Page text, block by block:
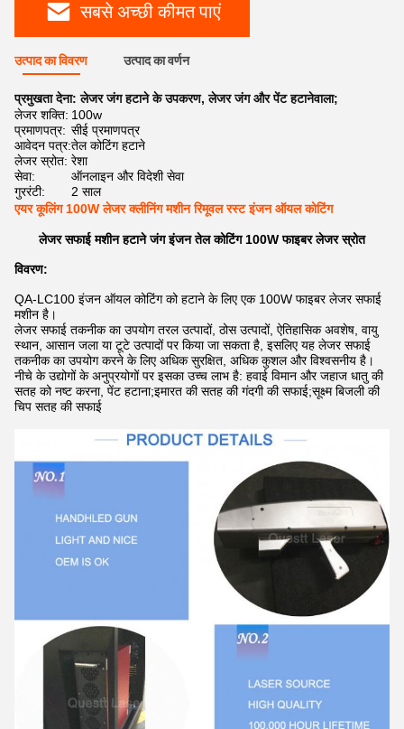
सबसे अच्छी कीमत पाएं
उत्पाद का विवरण उत्पाद का वर्णन
प्रमुखता देना:लेजर जंग हटाने के उपकरण,लेजर जंग और पेंट हटानेवाला;
लेजर शक्ति: 100w
प्रमाणपत्र: सीई प्रमाणपत्र
आवेदन पत्र:तेल कोटिंग हटाने
लेजर स्रोत: रेशा
सेवा:
ऑनलाइन और विदेशी सेवा
गुररंटी:
2 साल
एयर कूलिंग 100W लेजर क्लीनिंग मशीन रिमूवल रस्ट इंजन ऑयल कोटिंग
लेजर सफाई मशीन हटाने जंग इंजन तेल कोटिंग 100W फाइबर लेजर स्रोत
विवरण:
QA-LC100 इंजन ऑयल कोटिंग को हटाने के लिए एक 100W फाइबर लेजर सफाई
मशीन है।
लेजर सफाई तकनीक का उपयोग तरल उत्पादों, ठोस उत्पादों, ऐतिहासिक अवशेष, वायु
स्थान, आसान जला या टूटे उत्पादों पर किया जा सकता है, इसलिए यह लेजर सफाई
तकनीक का उपयोग करने के लिए अधिक सुरक्षित, अधिक कुशल और विश्वसनीय है।
नीचे के उद्योगों के अनुप्रयोगों पर इसका उच्च लाभ है: हवाई विमान और जहाज धातु की
सतह को नष्ट करना, पेंट हटाना;इमारत की सतह की गंदगी की सफाई;सूक्ष्म बिजली की
चिप सतह की सफाई